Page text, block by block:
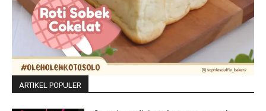
ARTIKEL POPULER